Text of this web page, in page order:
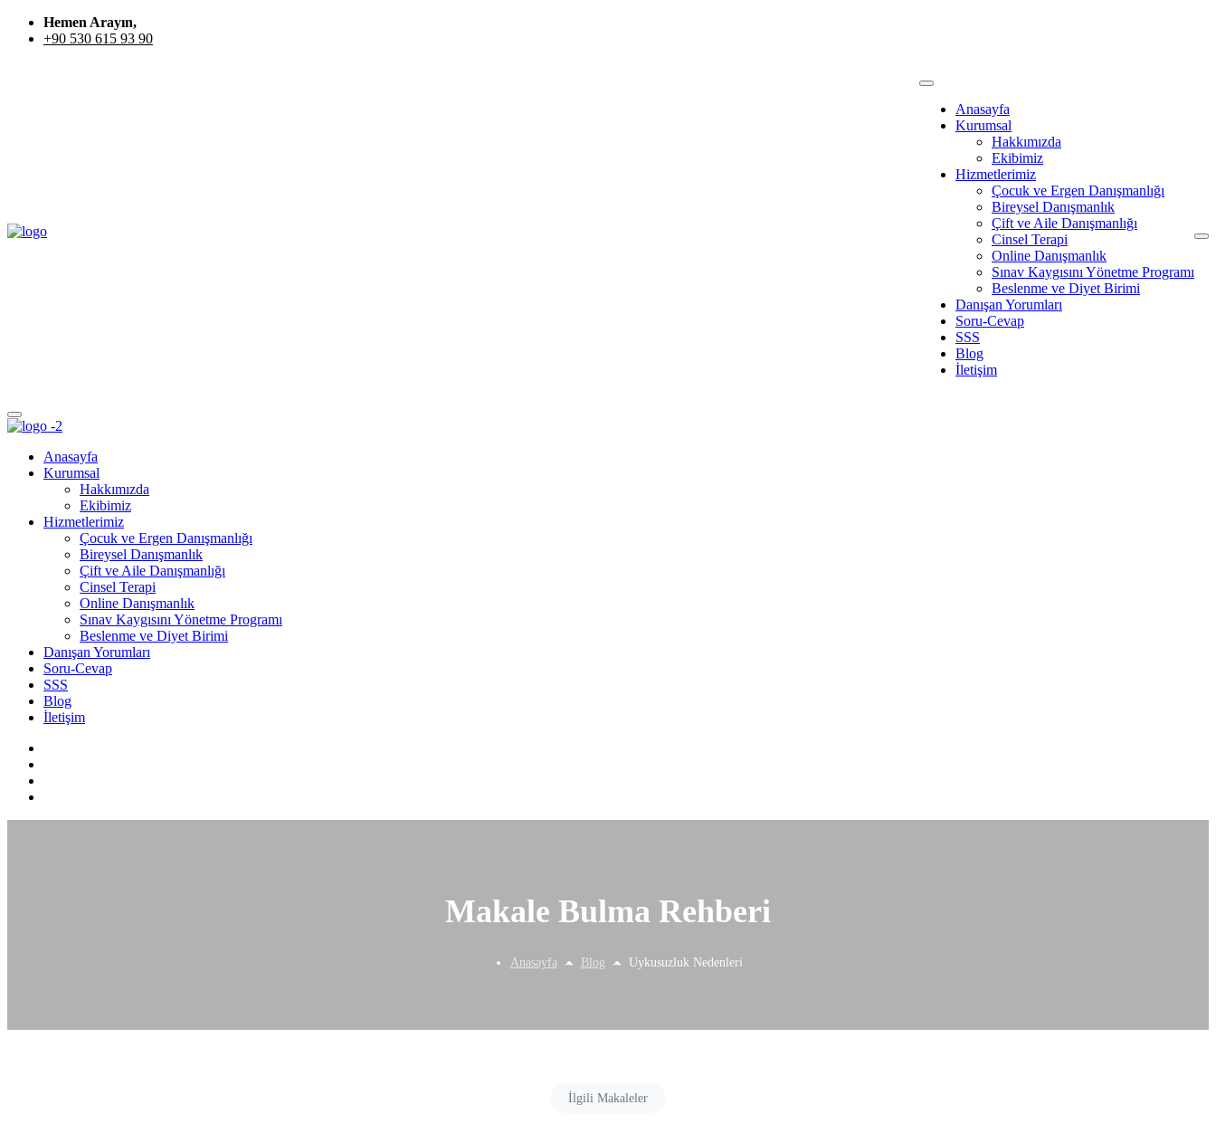
Hemen Arayın,
+90 530 615 93 90
Anasayfa
Kurumsal
Hakkımızda
Ekibimiz
Hizmetlerimiz
Çocuk ve Ergen Danışmanlığı
Bireysel Danışmanlık
Çift ve Aile Danışmanlığı
Cinsel Terapi
Online Danışmanlık
Sınav Kaygısını Yönetme Programı
Beslenme ve Diyet Birimi
Danışan Yorumları
Soru-Cevap
SSS
Blog
İletişim
Anasayfa
Kurumsal
Hakkımızda
Ekibimiz
Hizmetlerimiz
Çocuk ve Ergen Danışmanlığı
Bireysel Danışmanlık
Çift ve Aile Danışmanlığı
Cinsel Terapi
Online Danışmanlık
Sınav Kaygısını Yönetme Programı
Beslenme ve Diyet Birimi
Danışan Yorumları
Soru-Cevap
SSS
Blog
İletişim
Makale Bulma Rehberi
Anasayfa Blog Uykusuzluk Nedenleri
İlgili Makaleler